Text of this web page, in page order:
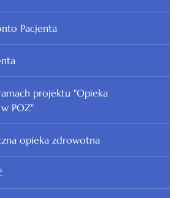
Pacjenta
projektu "Opieka
POZ"
opieka zdrowotna